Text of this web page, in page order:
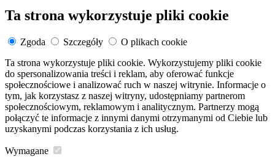
Ta strona wykorzystuje pliki cookie
Zgoda Szczegóły
O plikach cookie
Ta strona wykorzystuje pliki cookie. Wykorzystujemy pliki cookie
do spersonalizowania treści i reklam, aby oferować funkcje
społecznościowe i analizować ruch w naszej witrynie. Informacje o
tym, jak korzystasz z naszej witryny, udostępniamy partnerom
społecznościowym, reklamowym i analitycznym. Partnerzy mogą
połączyć te informacje z innymi danymi otrzymanymi od Ciebie lub
uzyskanymi podczas korzystania z ich usług.
Wymagane